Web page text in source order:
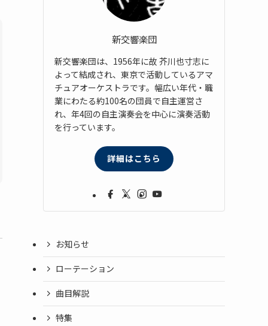
新交響楽団
新交響楽団は、1956年に故 芥川也寸志に
よって結成され、東京で活動しているアマ
チュアオーケストラです。幅広い年代・職
業にわたる約100名の団員で自主運営さ
れ、年4回の自主演奏会を中心に演奏活動
を行っています。
詳細はこちら
お知らせ
ローテーション
曲目解説
特集